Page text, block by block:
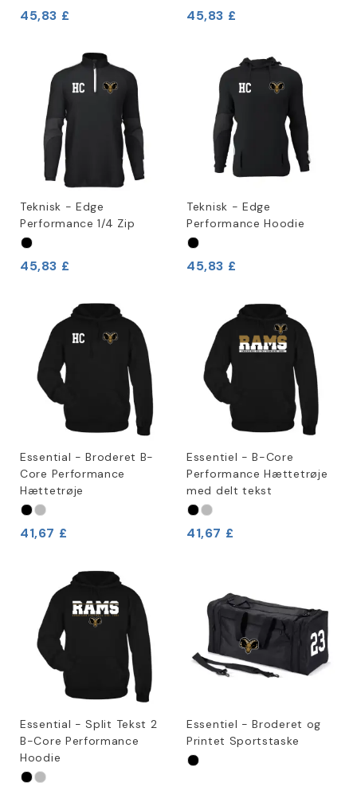
45,83 £ 45,83 £
Teknisk - Edge
Performance 1/4 Zip
45,83 £
Teknisk - Edge
Performance Hoodie
45,83 £
Essential - Broderet B-
Core Performance
Hættetrøje
41,67 £
Essentiel - B-Core
Performance Hættetrøje
med delt tekst
41,67 £
Essential - Split Tekst 2
B-Core Performance
Hoodie
Essentiel - Broderet og
Printet Sportstaske